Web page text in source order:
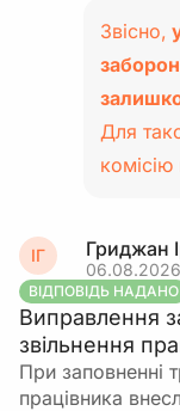
Звісно,
Для
ІГ Гриджан
ВІДПОВІДЬ НАДАНО
Виправлення
звільнення
При заповненні
працівника